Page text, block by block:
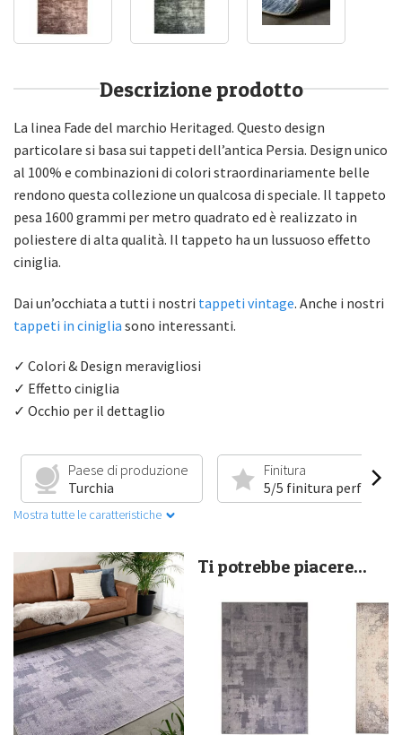
Descrizione prodotto
La linea Fade del marchio Heritaged. Questo design
particolare si basa sui tappeti dell’antica Persia. Design unico
al 100% e combinazioni di colori straordinariamente belle
rendono questa collezione un qualcosa di speciale. Il tappeto
pesa 1600 grammi per metro quadrato ed è realizzato in
poliestere di alta qualità. Il tappeto ha un lussuoso effetto
ciniglia.
Dai un’occhiata a tutti i nostri tappeti vintage. Anche i nostri
tappeti in ciniglia sono interessanti.
✓ Colori & Design meravigliosi
✓ Effetto ciniglia
✓ Occhio per il dettaglio
Paese di produzione
Turchia
Finitura
5/5 finitura perfetta
Mostra tutte le caratteristiche
Ti potrebbe piacere...